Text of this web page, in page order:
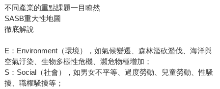
不同產業的重點課題一目瞭然
SASB重大性地圖
徹底解說
E：Environment（環境），如氣候變遷、森林濫砍濫伐、海洋與
空氣汙染、生物多樣性危機、瀕危物種增加；
S：Social（社會），如男女不平等、過度勞動、兒童勞動、性騷
擾、職權騷擾等；